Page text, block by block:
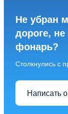
Не убран
дороге, не
фонарь?
Столкнулись с
Написать